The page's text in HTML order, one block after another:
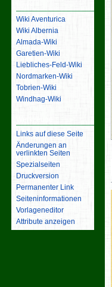
Wiki Aventurica
Wiki Albernia
Almada-Wiki
Garetien-Wiki
Liebliches-Feld-Wiki
Nordmarken-Wiki
Tobrien-Wiki
Windhag-Wiki
Links auf diese Seite
Änderungen an
verlinkten Seiten
Spezialseiten
Druckversion
Permanenter Link
Seiten­­informationen
Vorlageneditor
Attribute anzeigen